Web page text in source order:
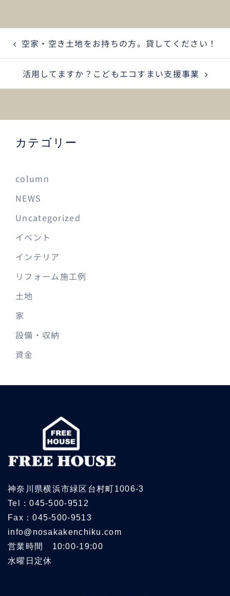
空家・空き土地をお持ちの方。貸してください！
活用してますか？こどもエコすまい支援事業
カテゴリー
column
NEWS
Uncategorized
イベント
インテリア
リフォーム施工例
土地
家
設備・収納
資金
神奈川県横浜市緑区台村町1006-3
Tel：045-500-9512
Fax：045-500-9513
info@nosakakenchiku.com
営業時間 10:00-19:00
水曜日定休